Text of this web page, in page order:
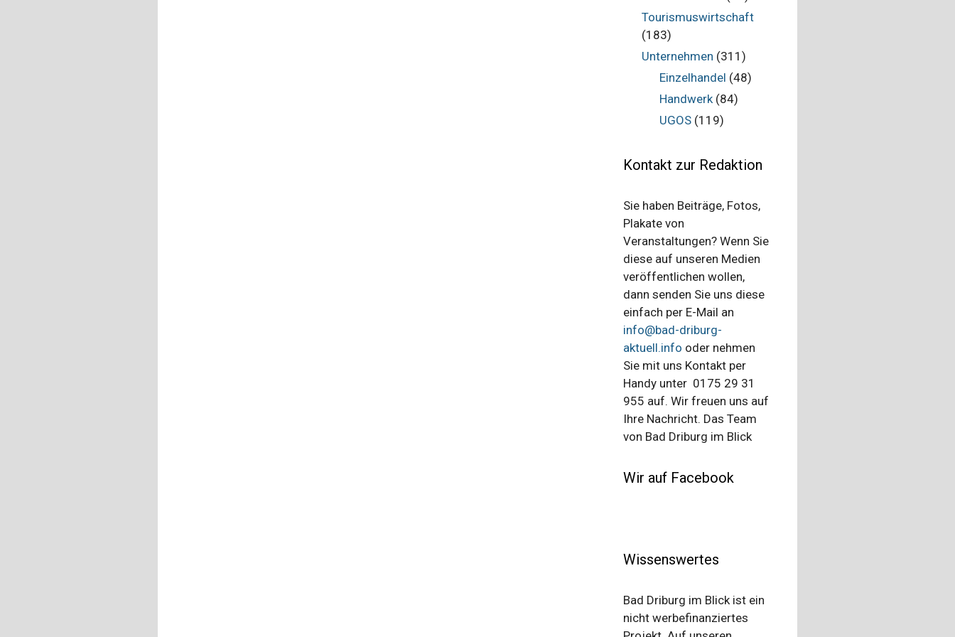
Tourismuswirtschaft
(183)
Unternehmen (311)
Einzelhandel (48)
Handwerk(84)
UGOS (119)
Kontakt zur Redaktion
Sie haben Beiträge, Fotos,
Plakate von
Veranstaltungen? Wenn Sie
diese auf unseren Medien
veröffentlichen wollen,
dann senden Sie uns diese
einfach per E-Mail an
info@bad-driburg-
aktuell.info oder nehmen
Sie mit uns Kontakt per
Handy unter 0175 29 31
955 auf. Wir freuen uns auf
Ihre Nachricht. Das Team
von Bad Driburg im Blick
Wir auf Facebook
Wissenswertes
Bad Driburg im Blick ist ein
nicht werbefinanziertes